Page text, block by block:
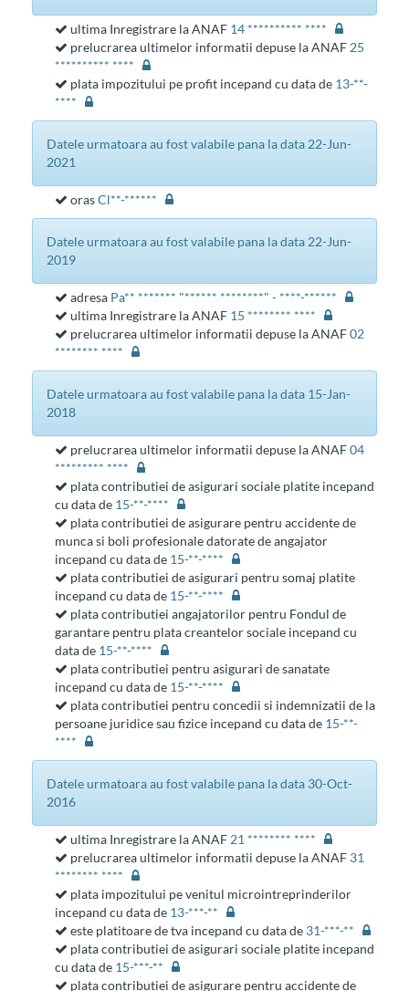
ultima Inregistrare la ANAF 14 ********** ****
prelucrarea ultimelor informatii depuse la ANAF 25
********** ****
plata impozitului pe profit incepand cu data de 13-**-
****
datele urmatoara au fost valabile pana la data 22-Jun-
2021
orasCl**-******
datele urmatoara au fost valabile pana la data 22-Jun-
2019
adresa Pa** ******* "****** ********" - ****-******
ultima Inregistrare la ANAF 15 ******** ****
prelucrarea ultimelor informatii depuse la ANAF02
******** ****
datele urmatoara au fost valabile pana la data 15-Jan-
2018
prelucrarea ultimelor informatii depuse la ANAF04
********* ****
plata contributiei de asigurari sociale platite incepand
cu data de 15-**-****
plata contributiei de asigurare pentru accidente de
munca si boli profesionale datorate de angajator
incepand cu data de 15-**-****
plata contributiei de asigurari pentru somaj platite
incepand cu data de 15-**-****
plata contributiei angajatorilor pentru Fondul de
garantare pentru plata creantelor sociale incepand cu
data de 15-**-****
plata contributiei pentru asigurari de sanatate
incepand cu data de 15-**-****
plata contributiei pentru concedii si indemnizatii de la
persoane juridice sau fizice incepand cu data de 15-**-
****
datele urmatoara au fost valabile pana la data 30-Oct-
2016
ultima Inregistrare la ANAF 21 ******** ****
prelucrarea ultimelor informatii depuse la ANAF 31
******** ****
plata impozitului pe venitul microintreprinderilor
incepand cu data de 13-***-**
este platitoare de tva incepand cu data de 31-***-**
plata contributiei de asigurari sociale platite incepand
cu data de 15-***-**
plata contributiei de asigurare pentru accidente de